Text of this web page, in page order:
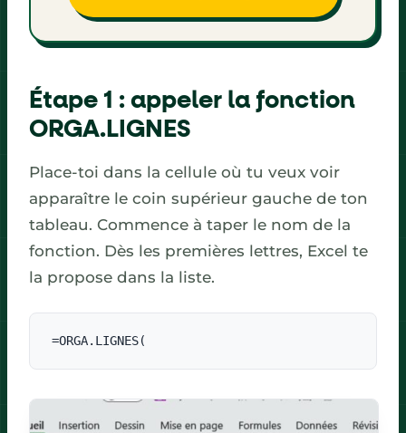
Étape 1 : appeler la fonction
ORGA.LIGNES
Place-toi dans la cellule où tu veux voir
apparaître le coin supérieur gauche de ton
tableau. Commence à taper le nom de la
fonction. Dès les premières lettres, Excel te
la propose dans la liste.
=ORGA.LIGNES(